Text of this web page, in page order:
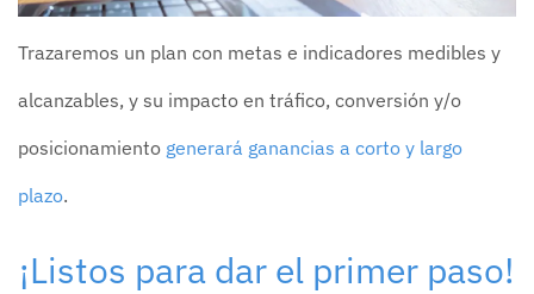
Trazaremos un plan con metas e indicadores medibles y
alcanzables, y su impacto en tráfico, conversión y/o
posicionamiento generará ganancias a corto y largo
plazo.
¡Listos para dar el primer paso!